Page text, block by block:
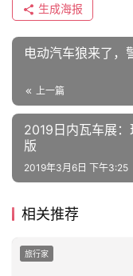
生成海报
电动汽车狼来了，
上一篇
2019日内瓦车展
版
2019年3月6日 下午3:25
相关推荐
旅行家